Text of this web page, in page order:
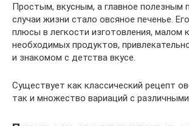
Простым, вкусным, а главное полезным
случаи жизни стало овсяное печенье.
плюсы в легкости изготовления, малом
необходимых продуктов,
и знакомом с детства вкусе.
Существует как классический рецепт
так и множество вариаций с